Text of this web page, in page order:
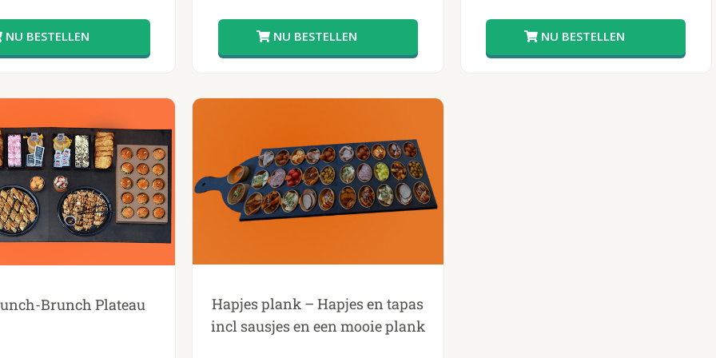
Brunch Plateau
Hapjes plank – Hapjes en tapas
incl sausjes en een mooie plank